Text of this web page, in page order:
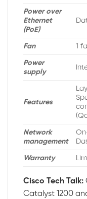
Power over
Ethernet
(PoE)
Fan 1
Power
supply
Features
Network
management
Warranty
Cisco Tech Talk:
Catalyst 1200